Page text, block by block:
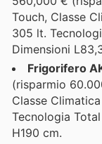
Touch, Classe
305 lt.
Dimensioni
Frigorifero
(risparmio
Classe
Tecnologia
H190 cm.